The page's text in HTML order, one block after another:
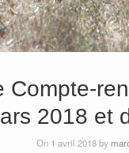
Compte-
2018 et
On 1 avril 2018 by